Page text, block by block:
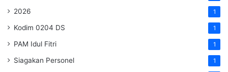
2026 1
Kodim 0204 DS 1
PAM Idul Fitri 1
Siagakan Personel 1